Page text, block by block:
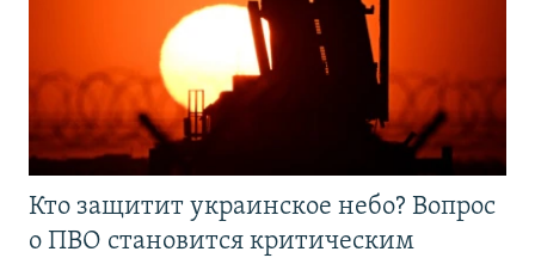
Кто защитит украинское небо? Вопрос
о ПВО становится критическим